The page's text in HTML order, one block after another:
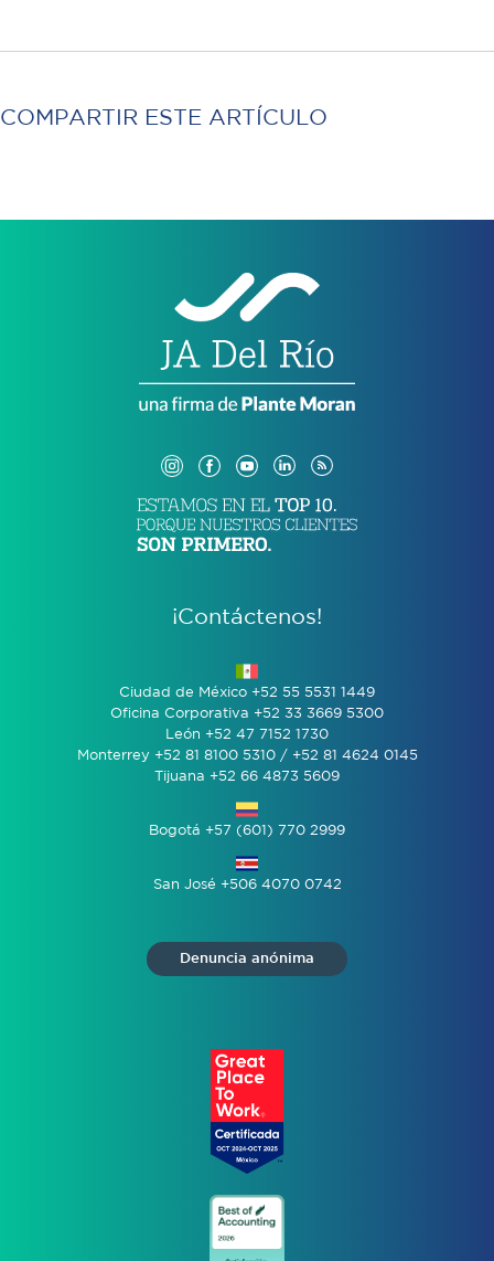
COMPARTIR ESTE ARTÍCULO
¡Contáctenos!
Ciudad de México +52 55 5531 1449
Oficina Corporativa +52 33 3669 5300
León +52 47 7152 1730
Monterrey +52 81 8100 5310 / +52 81 4624 0145
Tijuana +52 66 4873 5609
Bogotá +57 (601) 770 2999
San José +506 4070 0742
Denuncia anónima